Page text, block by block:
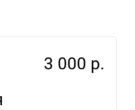
3 000 р.